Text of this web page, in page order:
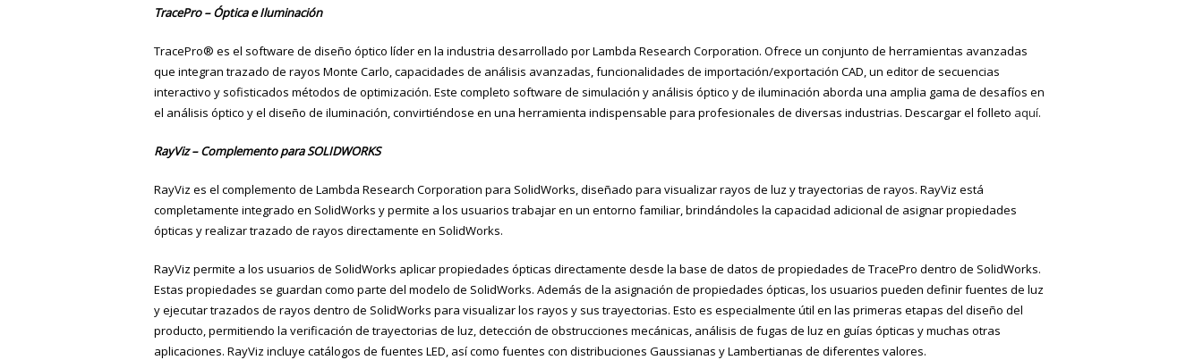
TracePro – Óptica e Iluminación
TracePro® es el software de diseño óptico líder en la industria desarrollado por Lambda Research Corporation. Ofrece un conjunto de herramientas avanzadas
que integran trazado de rayos Monte Carlo, capacidades de análisis avanzadas, funcionalidades de importación/exportación CAD, un editor de secuencias
interactivo y sofisticados métodos de optimización. Este completo software de simulación y análisis óptico y de iluminación aborda una amplia gama de desafíos en
el análisis óptico y el diseño de iluminación, convirtiéndose en una herramienta indispensable para profesionales de diversas industrias. Descargar el folleto aquí.
RayViz – Complemento para SOLIDWORKS
RayViz es el complemento de Lambda Research Corporation para SolidWorks, diseñado para visualizar rayos de luz y trayectorias de rayos. RayViz está
completamente integrado en SolidWorks y permite a los usuarios trabajar en un entorno familiar, brindándoles la capacidad adicional de asignar propiedades
ópticas y realizar trazado de rayos directamente en SolidWorks.
RayViz permite a los usuarios de SolidWorks aplicar propiedades ópticas directamente desde la base de datos de propiedades de TracePro dentro de SolidWorks.
Estas propiedades se guardan como parte del modelo de SolidWorks. Además de la asignación de propiedades ópticas, los usuarios pueden definir fuentes de luz
y ejecutar trazados de rayos dentro de SolidWorks para visualizar los rayos y sus trayectorias. Esto es especialmente útil en las primeras etapas del diseño del
producto, permitiendo la verificación de trayectorias de luz, detección de obstrucciones mecánicas, análisis de fugas de luz en guías ópticas y muchas otras
aplicaciones. RayViz incluye catálogos de fuentes LED, así como fuentes con distribuciones Gaussianas y Lambertianas de diferentes valores.